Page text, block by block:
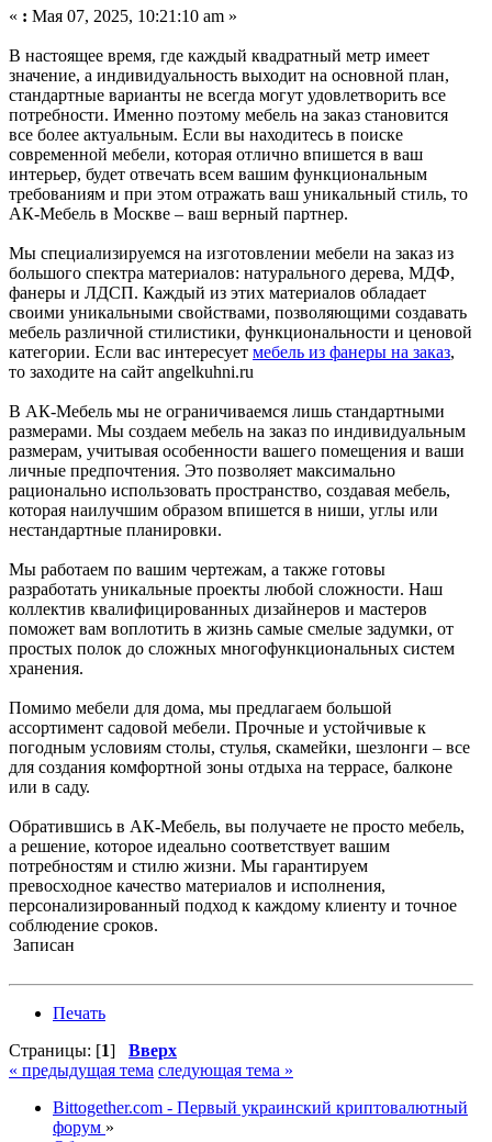
« : Мая 07, 2025, 10:21:10 am »
В настоящее время, где каждый квадратный метр имеет
значение, а индивидуальность выходит на основной план,
стандартные варианты не всегда могут удовлетворить все
потребности. Именно поэтому мебель на заказ становится
все более актуальным. Если вы находитесь в поиске
современной мебели, которая отлично впишется в ваш
интерьер, будет отвечать всем вашим функциональным
требованиям и при этом отражать ваш уникальный стиль, то
АК-Мебель в Москве – ваш верный партнер.
Мы специализируемся на изготовлении мебели на заказ из
большого спектра материалов: натурального дерева, МДФ,
фанеры и ЛДСП. Каждый из этих материалов обладает
своими уникальными свойствами, позволяющими создавать
мебель различной стилистики, функциональности и ценовой
категории. Если вас интересует мебель из фанеры на заказ,
то заходите на сайт angelkuhni.ru
В АК-Мебель мы не ограничиваемся лишь стандартными
размерами. Мы создаем мебель на заказ по индивидуальным
размерам, учитывая особенности вашего помещения и ваши
личные предпочтения. Это позволяет максимально
рационально использовать пространство, создавая мебель,
которая наилучшим образом впишется в ниши, углы или
нестандартные планировки.
Мы работаем по вашим чертежам, а также готовы
разработать уникальные проекты любой сложности. Наш
коллектив квалифицированных дизайнеров и мастеров
поможет вам воплотить в жизнь самые смелые задумки, от
простых полок до сложных многофункциональных систем
хранения.
Помимо мебели для дома, мы предлагаем большой
ассортимент садовой мебели. Прочные и устойчивые к
погодным условиям столы, стулья, скамейки, шезлонги – все
для создания комфортной зоны отдыха на террасе, балконе
или в саду.
Обратившись в АК-Мебель, вы получаете не просто мебель,
а решение, которое идеально соответствует вашим
потребностям и стилю жизни. Мы гарантируем
превосходное качество материалов и исполнения,
персонализированный подход к каждому клиенту и точное
соблюдение сроков.
Записан
Печать
Страницы: [1] Вверх
« предыдущая тема следующая тема »
Bittogether.com - Первый украинский криптовалютный
форум »